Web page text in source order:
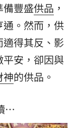
豐盛供品 ，
。然而，供
得其反、影
安，卻因與
神的供品。
…